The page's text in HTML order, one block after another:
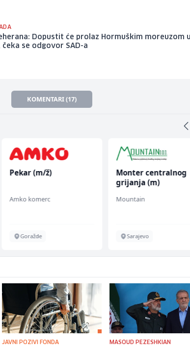
Dopustit će prolaz Hormuškim moreuzom
čeka se odgovor SAD-a
KOMENTARI (17)
Pekar (m/ž)
Amko komerc
Goražde
Monter centralnog
grijanja (m)
Mountain
Sarajevo
JAVNI POZIVI FONDA MASOUD PEZESHKIAN